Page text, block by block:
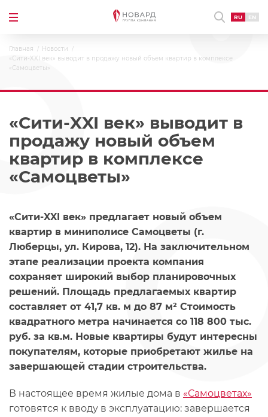
RU EN
Главная
Новости
«Сити-XXI век» выводит в продажу новый объем квартир в комплексе
«Самоцветы»
«Сити-XXI век» выводит в
продажу новый объем
квартир в комплексе
«Самоцветы»
«Сити-XXI век» предлагает новый объем
квартир в миниполисе Самоцветы (г.
Люберцы, ул. Кирова, 12). На заключительном
этапе реализации проекта компания
сохраняет широкий выбор планировочных
решений. Площадь предлагаемых квартир
составляет от 41,7 кв. м до 87 м² Стоимость
квадратного метра начинается со 118 800 тыс.
руб. за кв.м. Новые квартиры будут интересны
покупателям, которые приобретают жилье на
завершающей стадии строительства.
В настоящее время жилые дома в «Самоцветах»
готовятся к вводу в эксплуатацию: завершается